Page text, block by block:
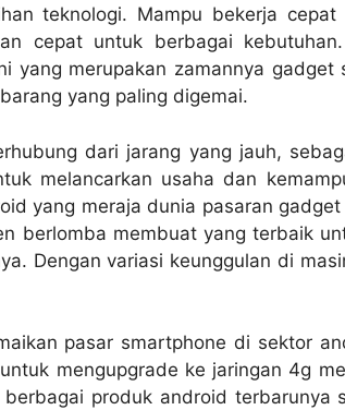
teknologi. Mampu bekerja
cepat untuk berbagai
yang merupakan zamannya gadget
yang paling digemai.
dari jarang yang jauh,
melancarkan usaha dan
yang meraja dunia pasaran
berlomba membuat yang terbaik
Dengan variasi keunggulan di
pasar smartphone di sektor
mengupgrade ke jaringan 4g
produk android terbarunya